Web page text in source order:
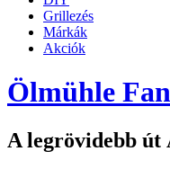
Grillezés
Márkák
Akciók
Ölmühle
A legrövidebb út